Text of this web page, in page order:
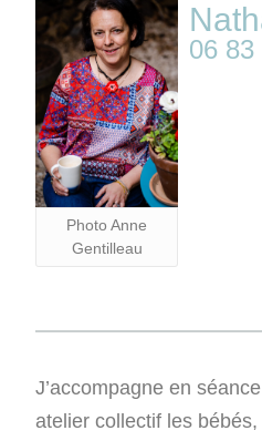
06 83
Photo Anne
Gentilleau
J’accompagne en
atelier collectif les